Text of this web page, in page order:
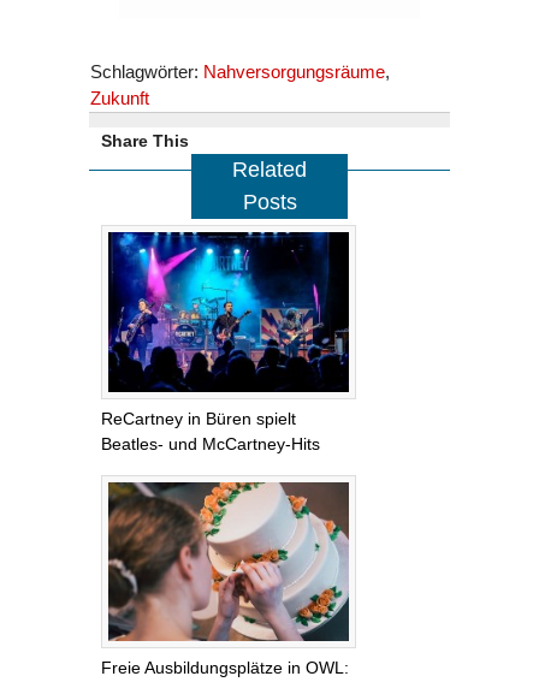
Schlagwörter: Nahversorgungsräume,
Zukunft
Share This
Related
Posts
ReCartney in Büren spielt
Beatles- und McCartney-Hits
Freie Ausbildungsplätze in OWL: